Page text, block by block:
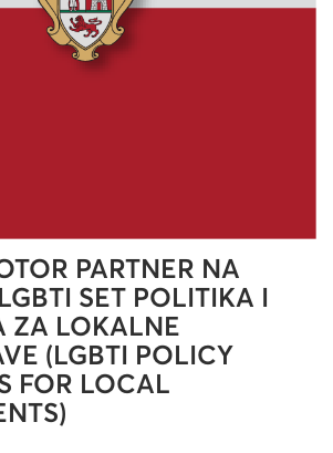
PARTNER NA
SET POLITIKA I
ZA LOKALNE
(LGBTI POLICY
FOR LOCAL